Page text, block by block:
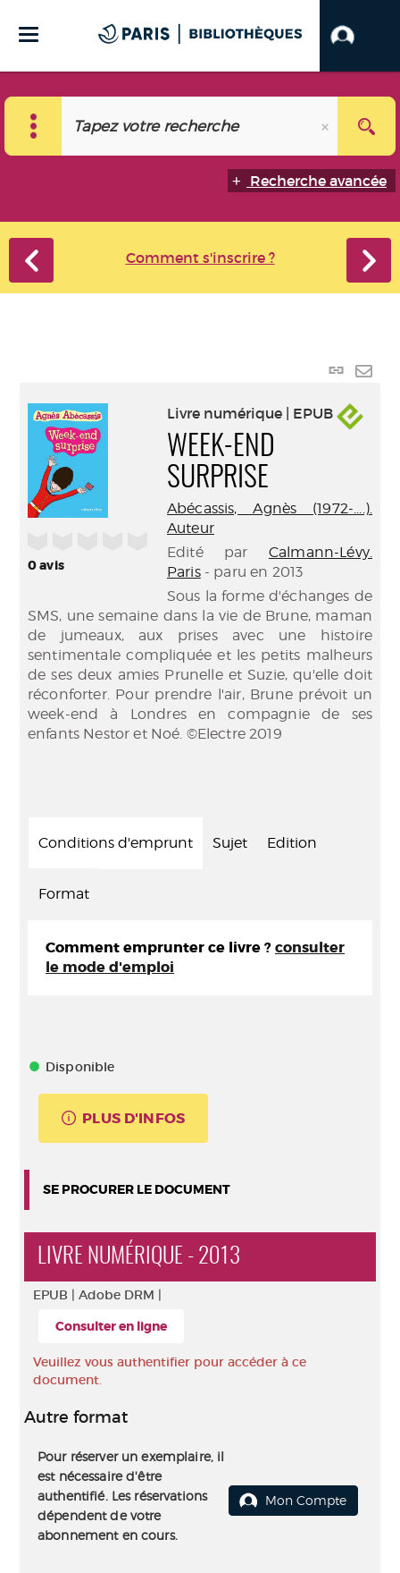
Recherche avancée
Comment s'inscrire ?
Lien
0avis
Livre numérique | EPUB
WEEK-END
SURPRISE
Abécassis, Agnès (1972-....).
Auteur
Edité par Calmann-Lévy.
Paris- paru en 2013
Sous la forme d'échanges de
SMS, une semaine dans la vie de Brune, maman
de jumeaux, aux prises avec une histoire
sentimentale compliquée et les petits malheurs
de ses deux amies Prunelle et Suzie, qu'elle doit
réconforter. Pour prendre l'air, Brune prévoit un
week-end à Londres en compagnie de ses
enfants Nestor et Noé. ©Electre 2019
Conditions d'emprunt Sujet Edition
Format
Comment emprunter ce livre ? consulter
le mode d'emploi
Disponible
PLUS D'INFOS
SE PROCURER LE DOCUMENT
LIVRE NUMÉRIQUE - 2013
EPUB | Adobe DRM |
Consulter en ligne
Veuillez vous authentifier pour accéder à ce
document.
Autre format
Pour réserver un exemplaire, il
est nécessaire d'être
authentifié. Les réservations
dépendent de votre
abonnement en cours.
Mon Compte